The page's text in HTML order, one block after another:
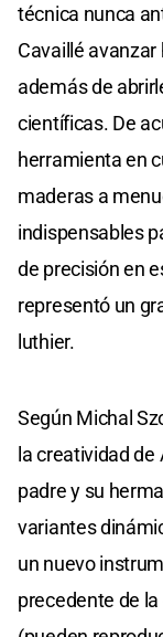
técnica nunca
Cavaillé
además de
científicas. De
herramienta en
maderas a
indispensables
de precisión en
representó un
luthier.
Según Michal
la creatividad de
padre y su
variantes
un nuevo
precedente de